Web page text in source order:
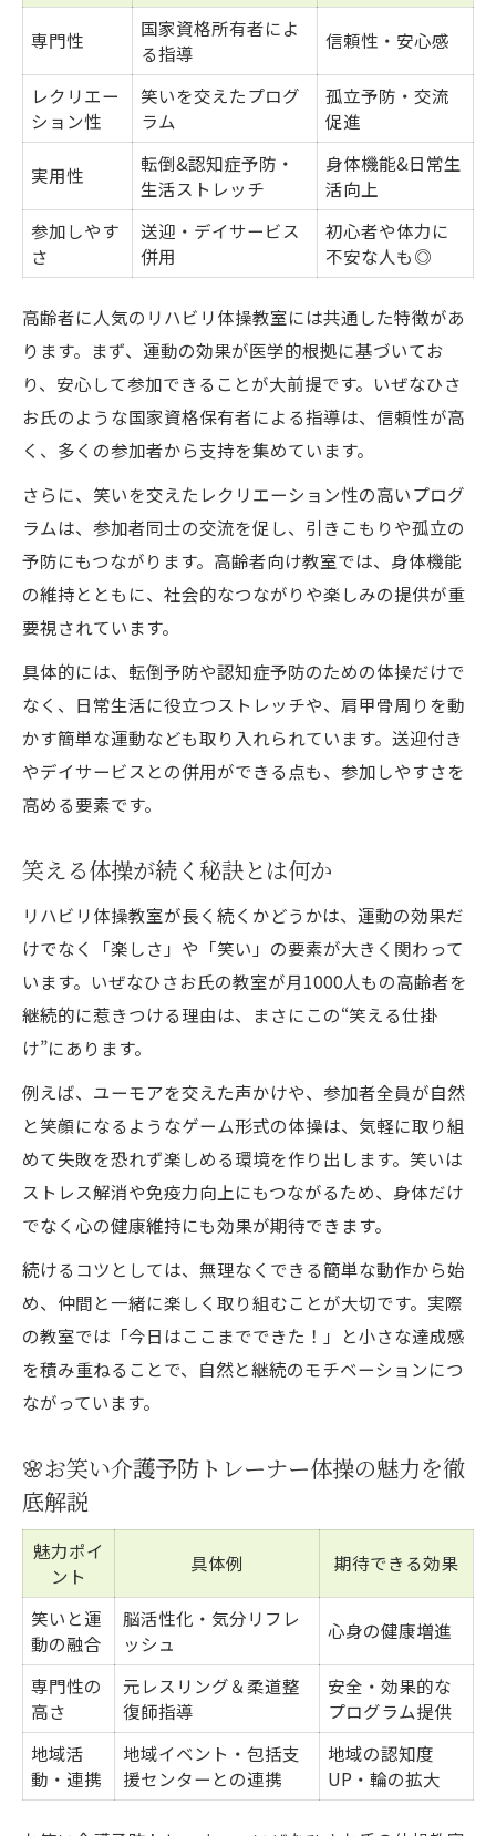
専門性
国家資格所有者によ
る指導
信頼性・安心感
レクリエー
ション性
笑いを交えたプログ
ラム
孤立予防・交流
促進
実用性
転倒&認知症予防・
生活ストレッチ
身体機能&日常生
活向上
参加しやす
さ
送迎・デイサービス
併用
初心者や体力に
不安な人も◎
高齢者に人気のリハビリ体操教室には共通した特徴があ
ります。まず、運動の効果が医学的根拠に基づいてお
り、安心して参加できることが大前提です。いぜなひさ
お氏のような国家資格保有者による指導は、信頼性が高
く、多くの参加者から支持を集めています。
さらに、笑いを交えたレクリエーション性の高いプログ
ラムは、参加者同士の交流を促し、引きこもりや孤立の
予防にもつながります。高齢者向け教室では、身体機能
の維持とともに、社会的なつながりや楽しみの提供が重
要視されています。
具体的には、転倒予防や認知症予防のための体操だけで
なく、日常生活に役立つストレッチや、肩甲骨周りを動
かす簡単な運動なども取り入れられています。送迎付き
やデイサービスとの併用ができる点も、参加しやすさを
高める要素です。
笑える体操が続く秘訣とは何か
リハビリ体操教室が長く続くかどうかは、運動の効果だ
けでなく「楽しさ」や「笑い」の要素が大きく関わって
います。いぜなひさお氏の教室が月1000人もの高齢者を
継続的に惹きつける理由は、まさにこの“笑える仕掛
け”にあります。
例えば、ユーモアを交えた声かけや、参加者全員が自然
と笑顔になるようなゲーム形式の体操は、気軽に取り組
めて失敗を恐れず楽しめる環境を作り出します。笑いは
ストレス解消や免疫力向上にもつながるため、身体だけ
でなく心の健康維持にも効果が期待できます。
続けるコツとしては、無理なくできる簡単な動作から始
め、仲間と一緒に楽しく取り組むことが大切です。実際
の教室では「今日はここまでできた！」と小さな達成感
を積み重ねることで、自然と継続のモチベーションにつ
ながっています。
🌸お笑い介護予防トレーナー体操の魅力を徹
底解説
魅力ポイ
ント
具体例 期待できる効果
笑いと運
動の融合
脳活性化・気分リフレ
ッシュ
心身の健康増進
専門性の
高さ
元レスリング＆柔道整
復師指導
安全・効果的な
プログラム提供
地域活
動・連携
地域イベント・包括支
援センターとの連携
地域の認知度
UP・輪の拡大